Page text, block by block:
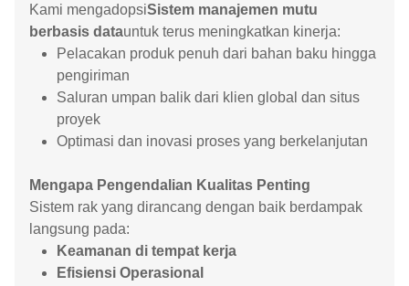
Kami mengadopsiSistem manajemen mutu
berbasis datauntuk terus meningkatkan kinerja:
Pelacakan produk penuh dari bahan baku hingga
pengiriman
Saluran umpan balik dari klien global dan situs
proyek
Optimasi dan inovasi proses yang berkelanjutan
Mengapa Pengendalian Kualitas Penting
Sistem rak yang dirancang dengan baik berdampak
langsung pada:
Keamanan di tempat kerja
Efisiensi Operasional